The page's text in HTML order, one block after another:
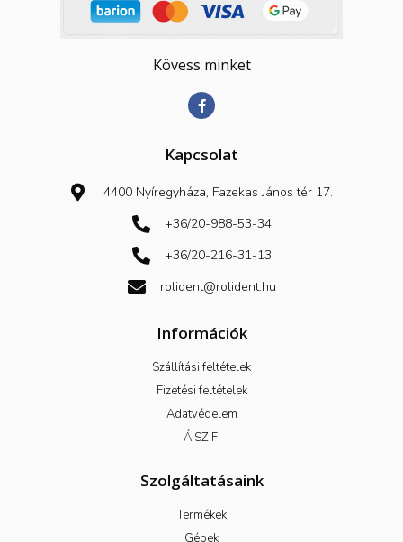
Kövess minket
F
a
c
b
o
k
f
Kapcsolat
4400 Nyíregyháza, Fazekas János tér 17.
+36/20-988-53-34
+36/20-216-31-13
rolident@rolident.hu
Információk
Szállítási feltételek
Fizetési feltételek
Adatvédelem
Á.SZ.F.
Szolgáltatásaink
Termékek
Gépek